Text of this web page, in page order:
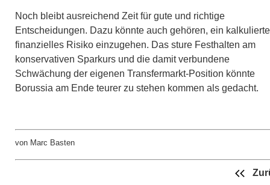
Noch bleibt ausreichend Zeit für gute und richtige
Entscheidungen. Dazu könnte auch gehören, ein
finanzielles Risiko einzugehen. Das sture Festhalten am
konservativen Sparkurs und die damit verbundene
Schwächung der eigenen Transfermarkt-Position könnte
Borussia am Ende teurer zu stehen kommen als gedacht.
von Marc Basten